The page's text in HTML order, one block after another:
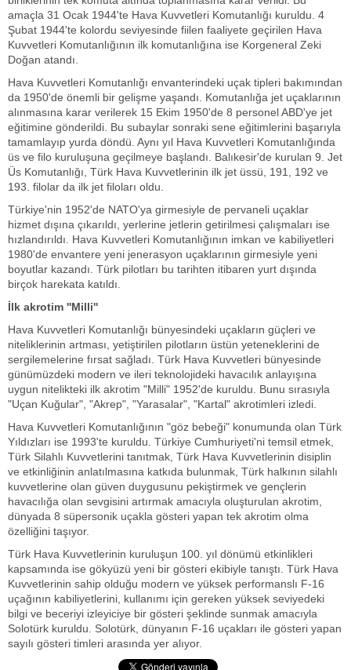
amaçla 31 Ocak 1944'te Hava Kuvvetleri Komutanlığı kuruldu. 4
Şubat 1944'te kolordu seviyesinde fiilen faaliyete geçirilen Hava
Kuvvetleri Komutanlığının ilk komutanlığına ise Korgeneral Zeki
Doğan atandı.
Hava Kuvvetleri Komutanlığı envanterindeki uçak tipleri bakımından
da 1950'de önemli bir gelişme yaşandı. Komutanlığa jet uçaklarının
alınmasına karar verilerek 15 Ekim 1950'de 8 personel ABD'ye jet
eğitimine gönderildi. Bu subaylar sonraki sene eğitimlerini başarıyla
tamamlayıp yurda döndü. Aynı yıl Hava Kuvvetleri Komutanlığında
üs ve filo kuruluşuna geçilmeye başlandı. Balıkesir'de kurulan 9. Jet
Üs Komutanlığı, Türk Hava Kuvvetlerinin ilk jet üssü, 191, 192 ve
193. filolar da ilk jet filoları oldu.
Türkiye'nin 1952'de NATO'ya girmesiyle de pervaneli uçaklar
hizmet dışına çıkarıldı, yerlerine jetlerin getirilmesi çalışmaları ise
hızlandırıldı. Hava Kuvvetleri Komutanlığının imkan ve kabiliyetleri
1980'de envantere yeni jenerasyon uçaklarının girmesiyle yeni
boyutlar kazandı. Türk pilotları bu tarihten itibaren yurt dışında
birçok harekata katıldı.
İlk akrotim ''Milli''
Hava Kuvvetleri Komutanlığı bünyesindeki uçakların güçleri ve
niteliklerinin artması, yetiştirilen pilotların üstün yeteneklerini de
sergilemelerine fırsat sağladı. Türk Hava Kuvvetleri bünyesinde
günümüzdeki modern ve ileri teknolojideki havacılık anlayışına
uygun nitelikteki ilk akrotim "Milli" 1952'de kuruldu. Bunu sırasıyla
"Uçan Kuğular", "Akrep", "Yarasalar", "Kartal" akrotimleri izledi.
Hava Kuvvetleri Komutanlığının "göz bebeği" konumunda olan Türk
Yıldızları ise 1993'te kuruldu. Türkiye Cumhuriyeti'ni temsil etmek,
Türk Silahlı Kuvvetlerini tanıtmak, Türk Hava Kuvvetlerinin disiplin
ve etkinliğinin anlatılmasına katkıda bulunmak, Türk halkının silahlı
kuvvetlerine olan güven duygusunu pekiştirmek ve gençlerin
havacılığa olan sevgisini artırmak amacıyla oluşturulan akrotim,
dünyada 8 süpersonik uçakla gösteri yapan tek akrotim olma
özelliğini taşıyor.
Türk Hava Kuvvetlerinin kuruluşun 100. yıl dönümü etkinlikleri
kapsamında ise gökyüzü yeni bir gösteri ekibiyle tanıştı. Türk Hava
Kuvvetlerinin sahip olduğu modern ve yüksek performanslı F-16
uçağının kabiliyetlerini, kullanımı için gereken yüksek seviyedeki
bilgi ve beceriyi izleyiciye bir gösteri şeklinde sunmak amacıyla
Solotürk kuruldu. Solotürk, dünyanın F-16 uçakları ile gösteri yapan
sayılı gösteri timleri arasında yer alıyor.